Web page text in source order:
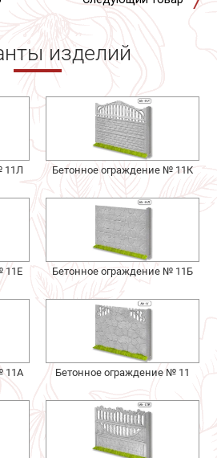
изделий
11Л Бетонное ограждение № 11К
11Е Бетонное ограждение № 11Б
11А Бетонное ограждение № 11